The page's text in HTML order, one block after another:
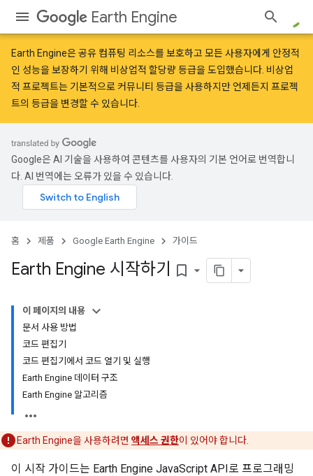
Earth Engine
Earth Engine은 공유 컴퓨팅 리소스를 보호하고 모든 사용자에게 안정적
인 성능을 보장하기 위해 비상업적 할당량 등급을 도입했습니다. 비상업
적 프로젝트는 기본적으로 커뮤니티 등급을 사용하지만 언제든지 프로젝
트의 등급을 변경할 수 있습니다.
Google은 AI 기술을 사용하여 콘텐츠를 사용자의 기본 언어로 번역합니
다. AI 번역에는 오류가 있을 수 있습니다.
홈 제품 Google Earth Engine 가이드
Earth Engine 시작하기 bookmark_border
이 페이지의 내용
문서 사용 방법
코드 편집기
코드 편집기에서 코드 열기 및 실행
Earth Engine 데이터 구조
Earth Engine 알고리즘
Earth Engine을 사용하려면 액세스 권한이 있어야 합니다.
이 시작 가이드는 Earth Engine JavaScript API로 프로그래밍